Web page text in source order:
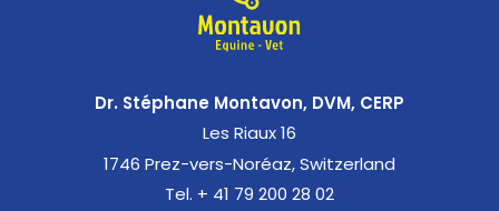
Dr. Stéphane Montavon, DVM, CERP
Les Riaux 16
1746 Prez-vers-Noréaz, Switzerland
Tel. + 41 79 200 28 02